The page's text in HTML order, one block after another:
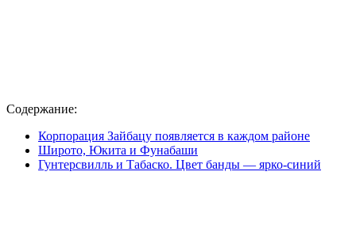
Содержание:
Корпорация Зайбацу появляется в каждом районе
Широто, Юкита и Фунабаши
Гунтерсвилль и Табаско. Цвет банды — ярко-синий